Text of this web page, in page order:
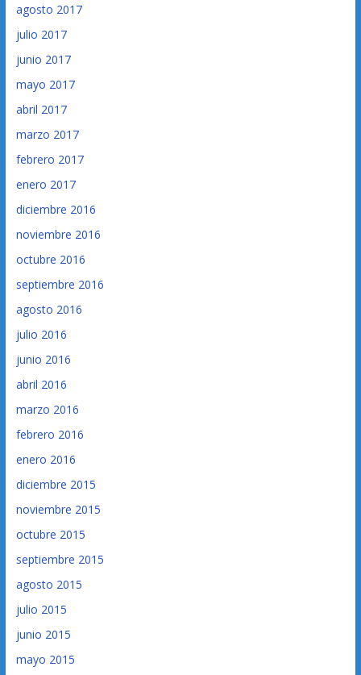
agosto 2017
julio 2017
junio 2017
mayo 2017
abril 2017
marzo 2017
febrero 2017
enero 2017
diciembre 2016
noviembre 2016
octubre 2016
septiembre 2016
agosto 2016
julio 2016
junio 2016
abril 2016
marzo 2016
febrero 2016
enero 2016
diciembre 2015
noviembre 2015
octubre 2015
septiembre 2015
agosto 2015
julio 2015
junio 2015
mayo 2015